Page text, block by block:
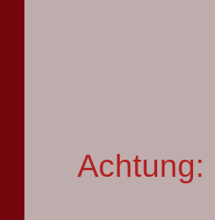
Achtung: